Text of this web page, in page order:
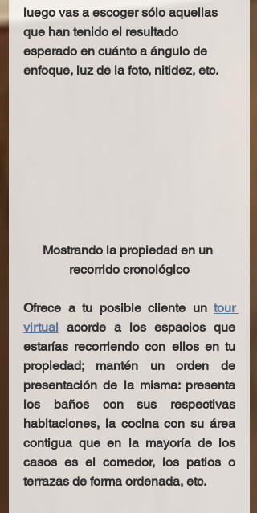
luego vas a escoger sólo aquellas
que han tenido el resultado
esperado en cuánto a ángulo de
enfoque, luz de la foto, nitidez, etc.
Mostrando la propiedad en un
recorrido cronológico
Ofrece a tu posible cliente un tour
virtual acorde a los espacios que
estarías recorriendo con ellos en tu
propiedad; mantén un orden de
presentación de la misma: presenta
los baños con sus respectivas
habitaciones, la cocina con su área
contigua que en la mayoría de los
casos es el comedor, los patios o
terrazas de forma ordenada, etc.